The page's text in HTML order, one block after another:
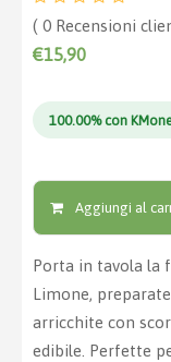
( 0 Recensioni
€15,90
100.00% con
Aggiungi al
Porta in tavola la
Limone,
arricchite con
edibile. Perfette